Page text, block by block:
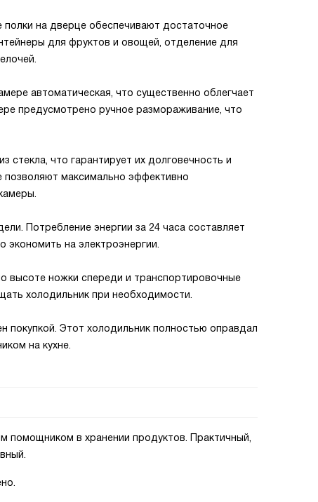
полки на дверце обеспечивают достаточное
для фруктов и овощей, отделение для
автоматическая, что существенно облегчает
предусмотрено ручное размораживание, что
стекла, что гарантирует их долговечность и
максимально эффективно
Потребление энергии за 24 часа составляет
экономить на электроэнергии.
высоте ножки спереди и транспортировочные
холодильник при необходимости.
покупкой. Этот холодильник полностью оправдал
на кухне.
помощником в хранении продуктов. Практичный,